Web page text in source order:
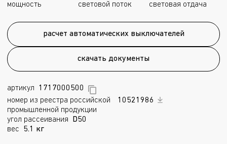
мощность
световой поток
световая отдача
расчет автоматических выключателей
скачать документы
артикул
1717000500
номер из реестра российской
промышленной продукции
10521986
угол рассеивания
D50
вес
5.1 кг